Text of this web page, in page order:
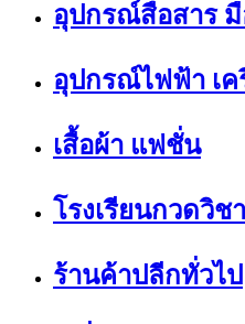
อุปกรณ์สื่อสาร
อุปกรณ์ไฟฟ้า เค
เสื้อผ้า แฟชั่น
โรงเรียนกวดวิชา
ร้านค้าปลีกทั่วไป